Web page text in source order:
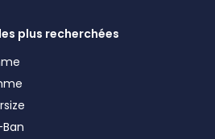
plus recherchées